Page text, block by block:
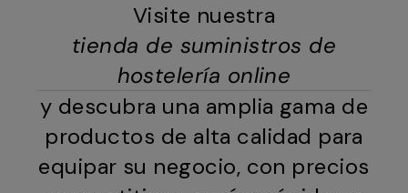
Visite nuestra
tienda de suministros de
hostelería online
y descubra una amplia gama de
productos de alta calidad para
equipar su negocio, con precios